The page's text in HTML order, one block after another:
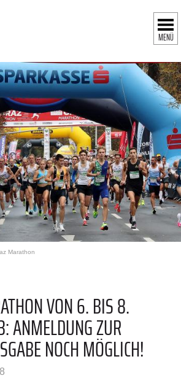
MENÜ
Marathon
VON 6. BIS 8.
ANMELDUNG ZUR
NOCH MÖGLICH!